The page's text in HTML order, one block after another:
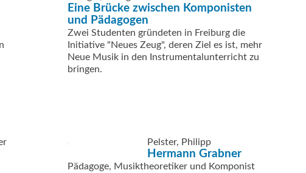
Eine Brücke zwischen Komponisten
und Pädagogen
Zwei Studenten gründeten in Freiburg die
Initiative "Neues Zeug", deren Ziel es ist, mehr
Neue Musik in den Instrumentalunterricht zu
bringen.
Pelster, Philipp
Hermann Grabner
Pädagoge, Musiktheoretiker und Komponist